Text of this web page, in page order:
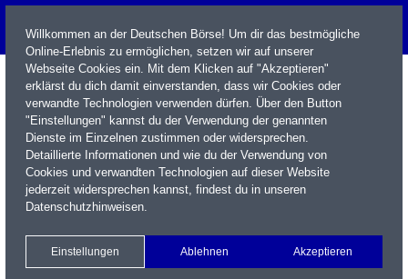
Name / WKN / ISIN / Kürzel
Xetra Realtime
Watchlist Portfolio Login
Willkommen an der Deutschen Börse! Um dir das bestmögliche
Online-Erlebnis zu ermöglichen, setzen wir auf unserer
Webseite Cookies ein. Mit dem Klicken auf "Akzeptieren"
erklärst du dich damit einverstanden, dass wir Cookies oder
verwandte Technologien verwenden dürfen. Über den Button
"Einstellungen" kannst du der Verwendung der genannten
Dienste im Einzelnen zustimmen oder widersprechen.
Detaillierte Informationen und wie du der Verwendung von
Cookies und verwandten Technologien auf dieser Website
jederzeit widersprechen kannst, findest du in unseren
Datenschutzhinweisen.
Einstellungen Ablehnen Akzeptieren